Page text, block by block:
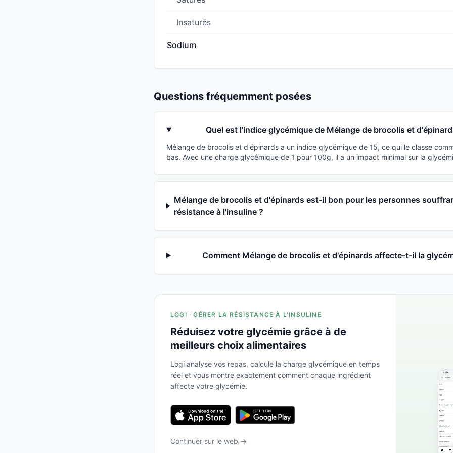
Insaturés
Sodium
Questions fréquemment posées
Quel est l'indice glycémique de Mélange de brocolis et
Mélange de brocolis et d'épinards a un indice glycémique de 15, ce qui le classe
bas. Avec une charge glycémique de 1 pour 100g, il a un impact minimal sur la
Mélange de brocolis et d'épinards est-il bon pour les personnes
résistance à l'insuline ?
Comment Mélange de brocolis et d'épinards affecte-t-il la
LOGI · GÉRER LA RÉSISTANCE À L'INSULINE
Réduisez votre glycémie grâce à de
meilleurs choix alimentaires
Logi analyse vos repas, calcule la charge glycémique en temps
réel et vous montre exactement comment chaque ingrédient
affecte votre glycémie.
Continuer sur le web →